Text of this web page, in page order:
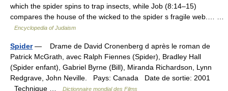
which the spider spins to trap insects, while Job (8:14–15)
compares the house of the wicked to the spider s fragile web.… …
Encyclopedia of Judaism
Spider— Drame de David Cronenberg d après le roman de
Patrick McGrath, avec Ralph Fiennes (Spider), Bradley Hall
(Spider enfant), Gabriel Byrne (Bill), Miranda Richardson, Lynn
Redgrave, John Neville. Pays: Canada Date de sortie: 2001
Technique …
Dictionnaire mondial des Films